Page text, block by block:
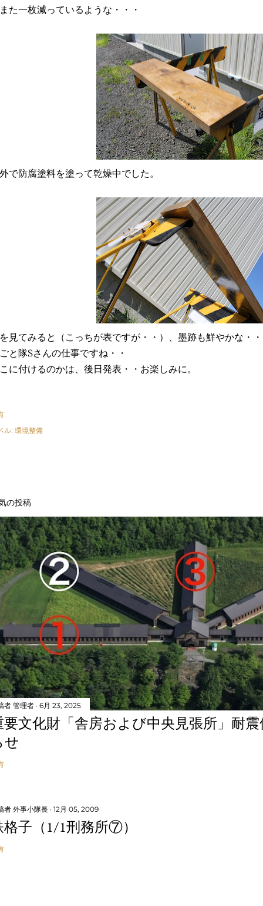
た一枚減っているような・・・
で防腐塗料を塗って乾燥中でした。
見てみると（こっちが表ですが・・）、墨跡も鮮やかな・
と隊Sさんの仕事ですね・・
に付けるのかは、後日発表・・お楽しみに。
ル: 環境整備
の投稿
者 管理者 6月 23, 2025
要文化財「舎房および中央見張所」耐
せ
者 外事小隊長 12月 05, 2009
格子（1/1刑務所⑦）